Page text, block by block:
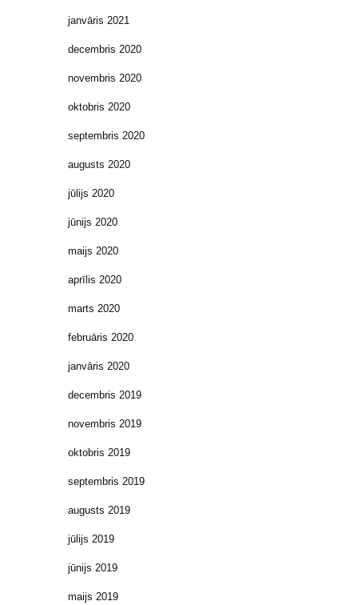
janvāris 2021
decembris 2020
novembris 2020
oktobris 2020
septembris 2020
augusts 2020
jūlijs 2020
jūnijs 2020
maijs 2020
aprīlis 2020
marts 2020
februāris 2020
janvāris 2020
decembris 2019
novembris 2019
oktobris 2019
septembris 2019
augusts 2019
jūlijs 2019
jūnijs 2019
maijs 2019